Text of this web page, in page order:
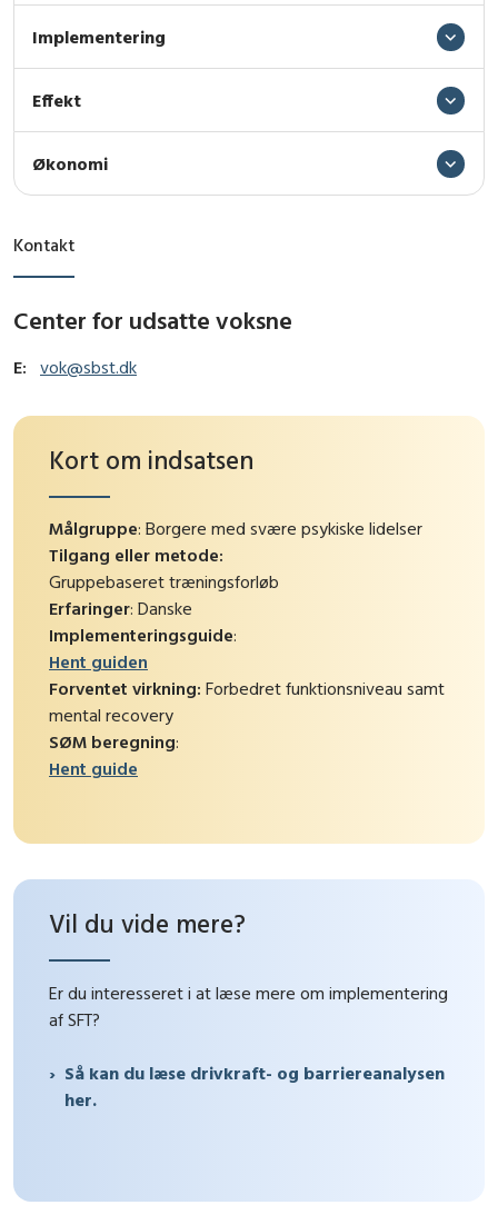
Implementering
Effekt
Økonomi
Kontakt
Center for udsatte voksne
E: vok@sbst.dk
Kort om indsatsen
Målgruppe: Borgere med svære psykiske lidelser
Tilgang eller metode:
Gruppebaseret træningsforløb
Erfaringer: Danske
Implementeringsguide:
Hent guiden
Forventet virkning: Forbedret funktionsniveau samt
mental recovery
SØM beregning:
Hent guide
Vil du vide mere?
Er du interesseret i at læse mere om implementering
af SFT?
Så kan du læse drivkraft- og barriereanalysen
her.